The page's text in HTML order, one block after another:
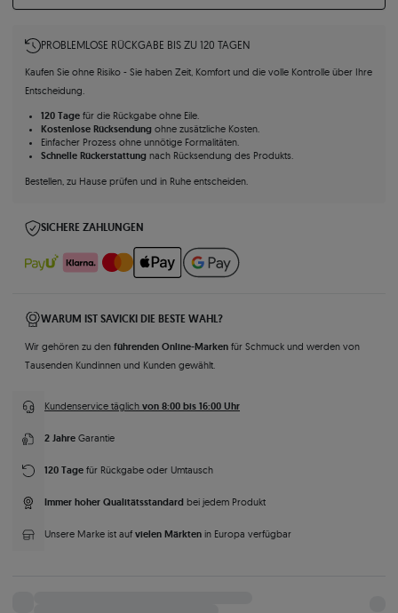
PROBLEMLOSE RÜCKGABE BIS ZU 120 TAGEN
Kaufen Sie ohne Risiko - Sie haben Zeit, Komfort und die volle Kontrolle über Ihre
Entscheidung.
120 Tagefür die Rückgabe ohne Eile.
Kostenlose Rücksendungohne zusätzliche Kosten.
Einfacher Prozess ohne unnötige Formalitäten.
Schnelle Rückerstattungnach Rücksendung des Produkts.
Bestellen, zu Hause prüfen und in Ruhe entscheiden.
SICHERE ZAHLUNGEN
WARUM IST SAVICKI DIE BESTE WAHL?
Wir gehören zu den führenden Online-Marken für Schmuck und werden von
Tausenden Kundinnen und Kunden gewählt.
Kundenservice täglich von 8:00 bis 16:00 Uhr
2 Jahre Garantie
120 Tage für Rückgabe oder Umtausch
Immer hoher Qualitätsstandard bei jedem Produkt
Unsere Marke ist auf vielen Märkten in Europa verfügbar